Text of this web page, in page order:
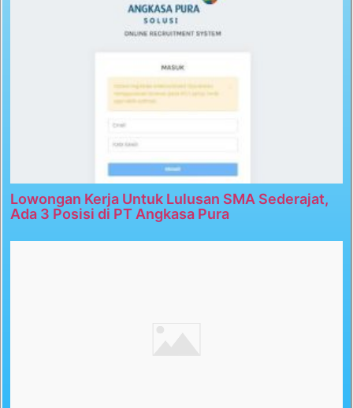
Lowongan Kerja Untuk Lulusan SMA Sederajat,
Ada 3 Posisi di PT Angkasa Pura